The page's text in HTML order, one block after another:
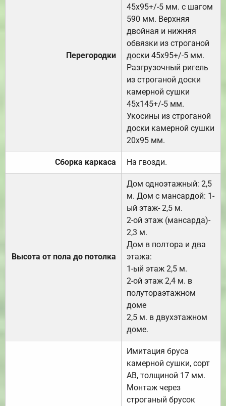
Перегородки
45х95+/-5 мм. с шагом
590 мм. Верхняя
двойная и нижняя
обвязки из строганой
доски 45х95+/-5 мм.
Разгрузочный ригель
из строганой доски
камерной сушки
45х145+/-5 мм.
Укосины из строганой
доски камерной сушки
20х95 мм.
Сборка каркаса На гвозди.
Высота от пола до потолка
Дом одноэтажный: 2,5
м. Дом с мансардой: 1-
ый этаж- 2,5 м.
2-ой этаж (мансарда)-
2,3 м.
Дом в полтора и два
этажа:
1-ый этаж 2,5 м.
2-ой этаж 2,4 м. в
полутораэтажном
доме
2,5 м. в двухэтажном
доме.
Имитация бруса
камерной сушки, сорт
АВ, толщиной 17 мм.
Монтаж через
строганый брусок